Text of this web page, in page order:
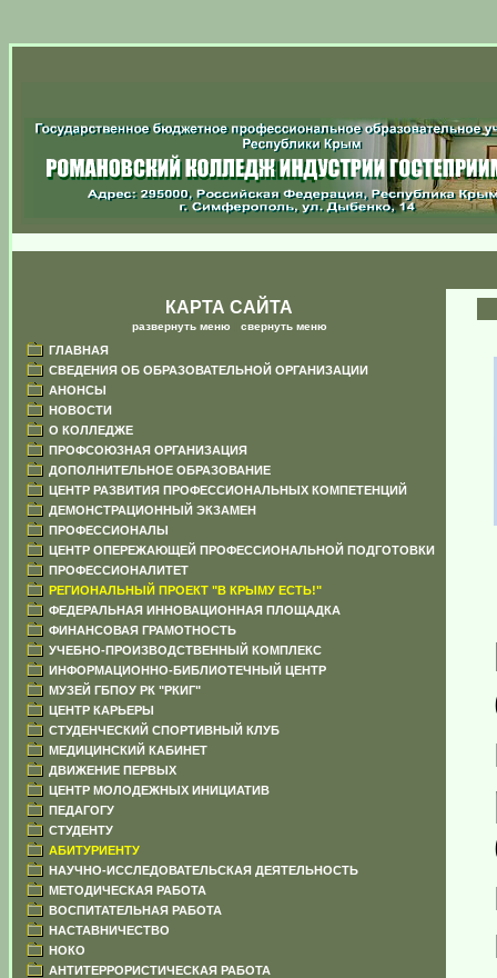
КАРТА САЙТА
развернуть меню свернуть меню
ГЛАВНАЯ
СВЕДЕНИЯ ОБ ОБРАЗОВАТЕЛЬНОЙ ОРГАНИЗАЦИИ
АНОНСЫ
НОВОСТИ
О КОЛЛЕДЖЕ
ПРОФСОЮЗНАЯ ОРГАНИЗАЦИЯ
ДОПОЛНИТЕЛЬНОЕ ОБРАЗОВАНИЕ
ЦЕНТР РАЗВИТИЯ ПРОФЕССИОНАЛЬНЫХ КОМПЕТЕНЦИЙ
ДЕМОНСТРАЦИОННЫЙ ЭКЗАМЕН
ПРОФЕССИОНАЛЫ
ЦЕНТР ОПЕРЕЖАЮЩЕЙ ПРОФЕССИОНАЛЬНОЙ ПОДГОТОВКИ
ПРОФЕССИОНАЛИТЕТ
РЕГИОНАЛЬНЫЙ ПРОЕКТ "В КРЫМУ ЕСТЬ!"
ФЕДЕРАЛЬНАЯ ИННОВАЦИОННАЯ ПЛОЩАДКА
ФИНАНСОВАЯ ГРАМОТНОСТЬ
УЧЕБНО-ПРОИЗВОДСТВЕННЫЙ КОМПЛЕКС
ИНФОРМАЦИОННО-БИБЛИОТЕЧНЫЙ ЦЕНТР
МУЗЕЙ ГБПОУ РК "РКИГ"
ЦЕНТР КАРЬЕРЫ
СТУДЕНЧЕСКИЙ СПОРТИВНЫЙ КЛУБ
МЕДИЦИНСКИЙ КАБИНЕТ
ДВИЖЕНИЕ ПЕРВЫХ
ЦЕНТР МОЛОДЕЖНЫХ ИНИЦИАТИВ
ПЕДАГОГУ
СТУДЕНТУ
АБИТУРИЕНТУ
НАУЧНО-ИССЛЕДОВАТЕЛЬСКАЯ ДЕЯТЕЛЬНОСТЬ
МЕТОДИЧЕСКАЯ РАБОТА
ВОСПИТАТЕЛЬНАЯ РАБОТА
НАСТАВНИЧЕСТВО
НОКО
АНТИТЕРРОРИСТИЧЕСКАЯ РАБОТА